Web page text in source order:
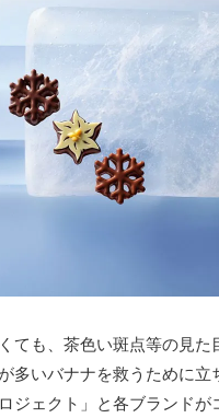
ても、茶色い斑点等の見た
多いバナナを救うために立
ジェクト」と各ブランドが